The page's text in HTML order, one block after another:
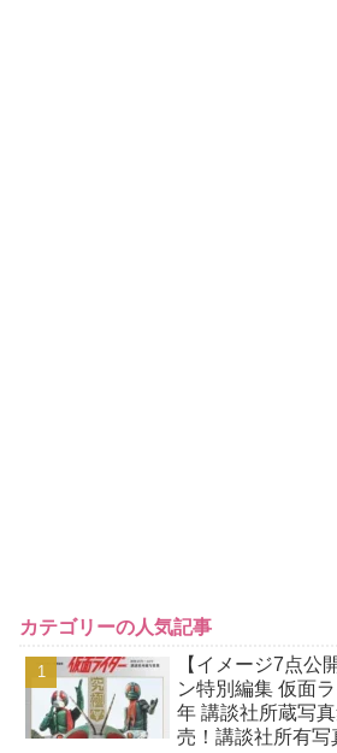
カテゴリーの人気記事
【イメージ7点公
ン特別編集 仮面
年 講談社所蔵写
売！講談社所有写